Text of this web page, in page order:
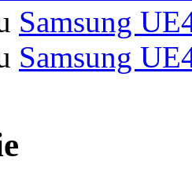
Samsung
Samsung